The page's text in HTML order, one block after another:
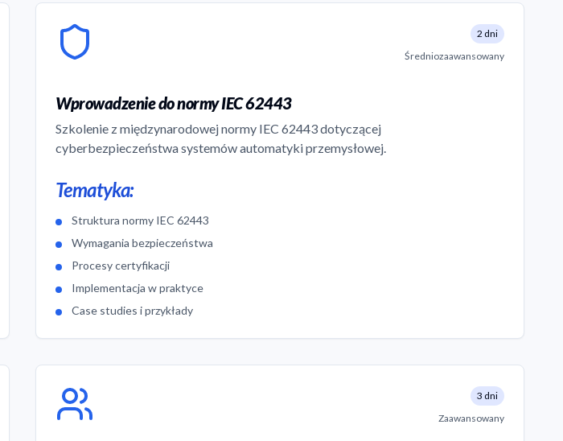
2 dni
Średniozaawansowany
Wprowadzenie do normy IEC 62443
Szkolenie z międzynarodowej normy IEC 62443 dotyczącej
cyberbezpieczeństwa systemów automatyki przemysłowej.
Tematyka:
Struktura normy IEC 62443
Wymagania bezpieczeństwa
Procesy certyfikacji
Implementacja w praktyce
Case studies i przykłady
3 dni
Zaawansowany